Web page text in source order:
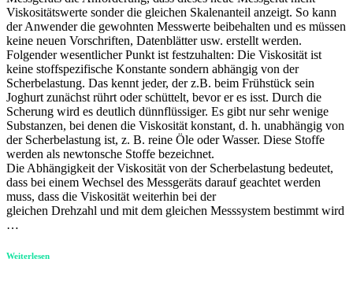
Viskositätswerte sonder die gleichen Skalenanteil anzeigt. So kann
der Anwender die gewohnten Messwerte beibehalten und es müssen
keine neuen Vorschriften, Datenblätter usw. erstellt werden.
Folgender wesentlicher Punkt ist festzuhalten: Die Viskosität ist
keine stoffspezifische Konstante sondern abhängig von der
Scherbelastung. Das kennt jeder, der z.B. beim Frühstück sein
Joghurt zunächst rührt oder schüttelt, bevor er es isst. Durch die
Scherung wird es deutlich dünnflüssiger. Es gibt nur sehr wenige
Substanzen, bei denen die Viskosität konstant, d. h. unabhängig von
der Scherbelastung ist, z. B. reine Öle oder Wasser. Diese Stoffe
werden als newtonsche Stoffe bezeichnet.
Die Abhängigkeit der Viskosität von der Scherbelastung bedeutet,
dass bei einem Wechsel des Messgeräts darauf geachtet werden
muss, dass die Viskosität weiterhin bei der
gleichen Drehzahl und mit dem gleichen Messsystem bestimmt wird
…
Weiterlesen